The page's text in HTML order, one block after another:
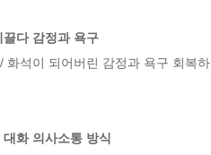
다 감정과 욕구
화석이 되어버린 감정과 욕구 회복
화 의사소통 방식